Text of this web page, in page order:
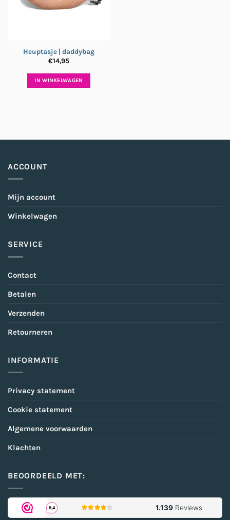
Heuptasje | daddybag
€14,95
IN WINKELWAGEN
ACCOUNT
Mijn account
Winkelwagen
SERVICE
Contact
Betalen
Verzenden
Retourneren
INFORMATIE
Privacy statement
Cookie statement
Algemene voorwaarden
Klachten
BEOORDEELD MET: